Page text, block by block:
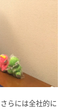
らには全社的に